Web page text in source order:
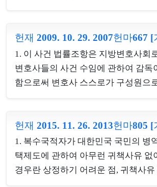
를 원리로 하는 지방자치제도에 있어
를 고려하여 당해 지역사정을 잘 알거
적·지리적 이해관계가 있어 당해 지역
심과 애향심이 많은...
공복리를 위한 것으로 그 입법목적이
자의 불이익은 약간의 답답함이라는
고 좌석안전띠 미착용으로 부담하는
인데 비하여 좌석안전띠 착용으로 달
의 이익을 증진하는 것이므로 달성하
이 침해되는 청구인의 좌석안전띠를
라는 사익보다 크며, 제도의 연혁과
볼 때 청구인의 일반적 ...
헌재 2009. 10. 29. 2007헌마667 [
1. 이 사건 법률조항은 지방변호사회
변호사들의 사건 수임에 관하여 감독
함으로써 변호사 스스로가 구성원으
를 통해 조세행정 전반에 대한 국민적
하는데 주요한 입법취지가 있는바 이
정되고, 소속지방변호사회에 수임사
임액을 보고하도록 함으로써 변호사
헌재 2015. 11. 26. 2013헌마805 [
1. 복수국적자가 대한민국 국민의 병
택제도에 관하여 아무런 귀책사유 없
경우란 상정하기 어려운 점, 귀책사